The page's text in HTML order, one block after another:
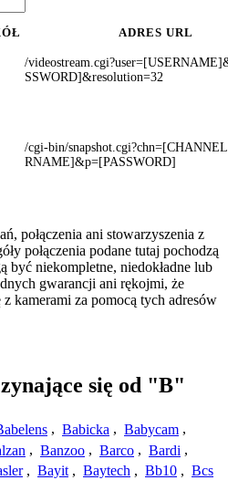
ADRES URL
/
SSWORD]&resolution=32
/cgi-bin/
RNAME]&p=[PASSWORD]
połączenia ani stowarzyszenia z
połączenia podane tutaj pochodzą
być niekompletne, niedokładne lub
gwarancji ani rękojmi, że
z kamerami za pomocą tych adresów
się od "B"
, Babicka , Babycam ,
, Banzoo , Barco , Bardi ,
, Bayit , Baytech , Bb10 , Bcs